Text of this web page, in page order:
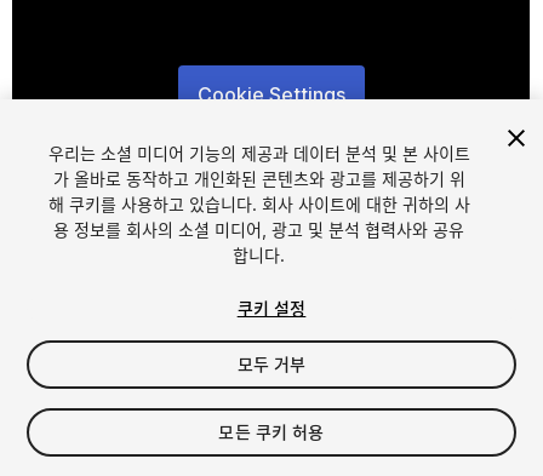
Cookie Settings
FREE
내 에셋에 추가하기
우리는 소셜 미디어 기능의 제공과 데이터 분석 및 본 사이트
가 올바로 동작하고 개인화된 콘텐츠와 광고를 제공하기 위
해 쿠키를 사용하고 있습니다. 회사 사이트에 대한 귀하의 사
용 정보를 회사의 소셜 미디어, 광고 및 분석 협력사와 공유
합니다.
쿠키 설정
모두 거부
모든 쿠키 허용